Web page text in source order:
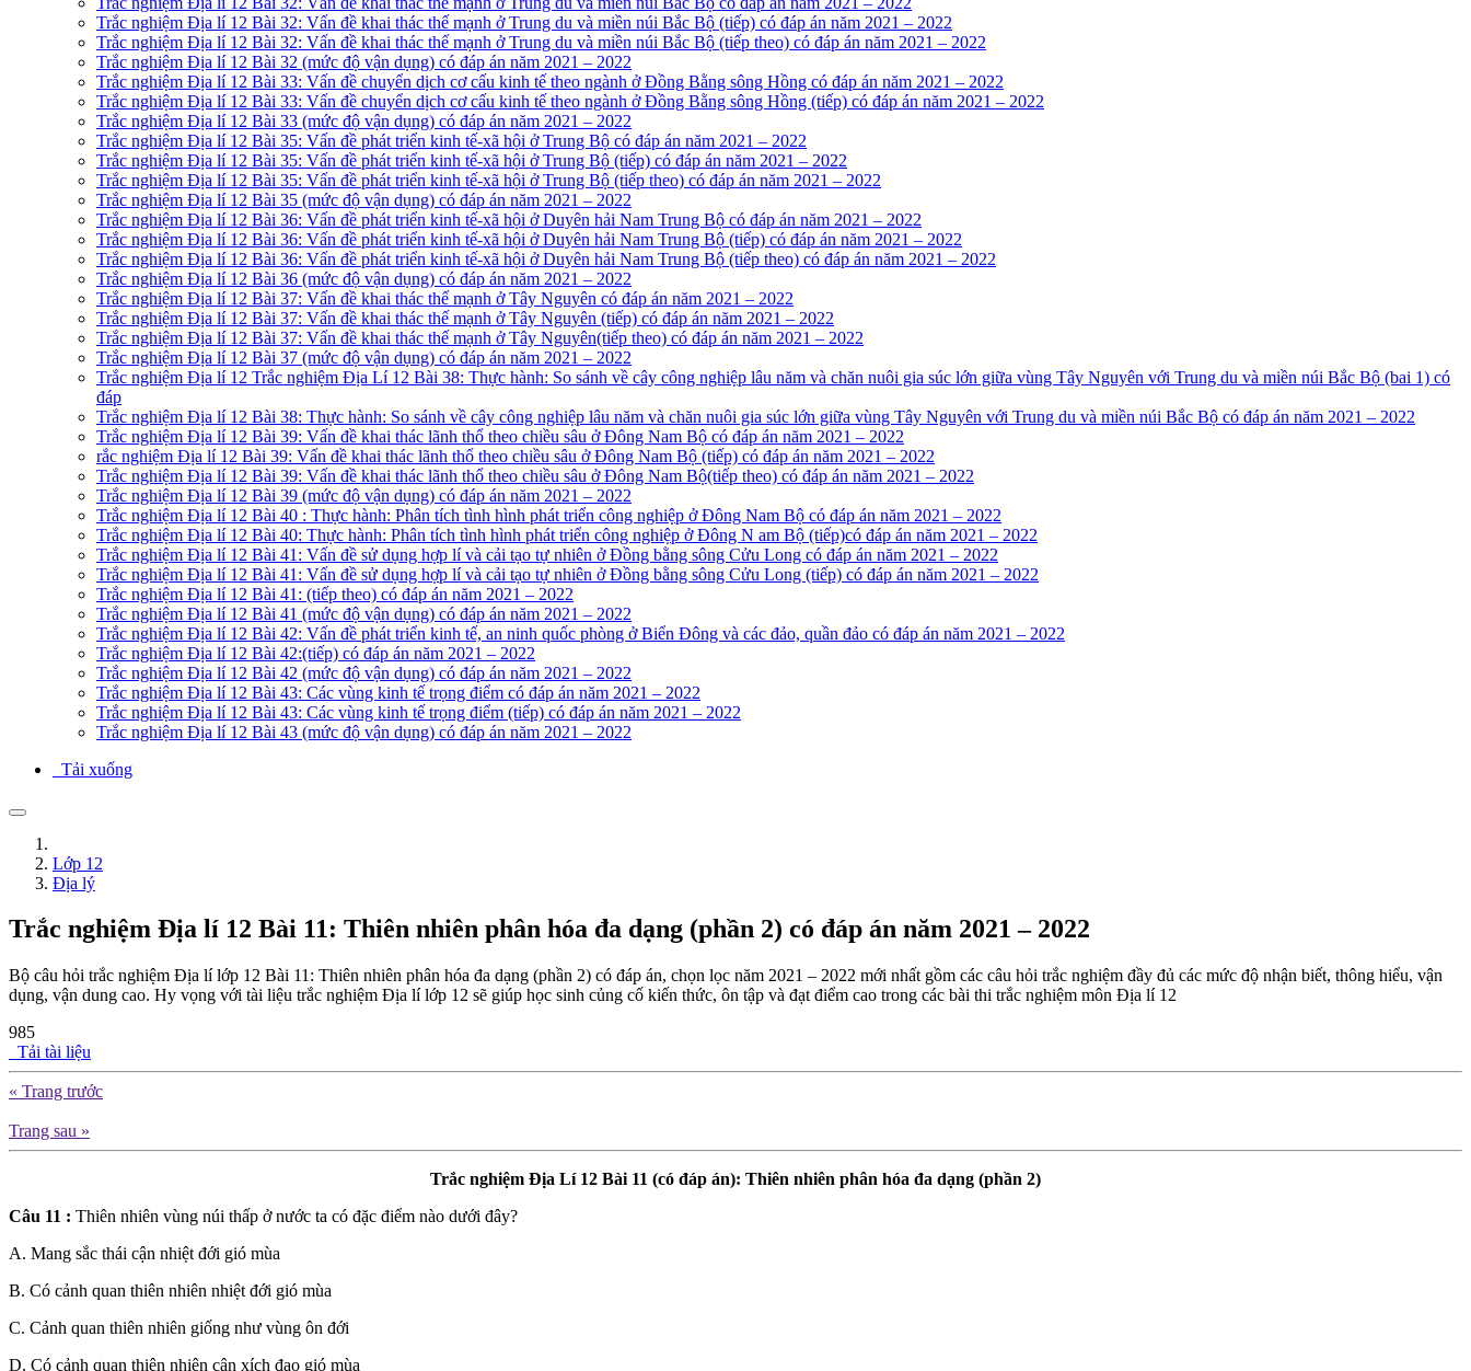
Trắc nghiệm Địa lí 12 Bài 32: Vấn đề khai thác thế mạnh ở Trung du và miền núi Bắc Bộ (tiếp) có đáp án năm 2021 – 2022
Trắc nghiệm Địa lí 12 Bài 32: Vấn đề khai thác thế mạnh ở Trung du và miền núi Bắc Bộ (tiếp theo) có đáp án năm 2021 – 2022
Trắc nghiệm Địa lí 12 Bài 32 (mức độ vận dụng) có đáp án năm 2021 – 2022
Trắc nghiệm Địa lí 12 Bài 33: Vấn đề chuyển dịch cơ cấu kinh tế theo ngành ở Đồng Bằng sông Hồng có đáp án năm 2021 – 2022
Trắc nghiệm Địa lí 12 Bài 33: Vấn đề chuyển dịch cơ cấu kinh tế theo ngành ở Đồng Bằng sông Hồng (tiếp) có đáp án năm 2021 – 2022
Trắc nghiệm Địa lí 12 Bài 33 (mức độ vận dụng) có đáp án năm 2021 – 2022
Trắc nghiệm Địa lí 12 Bài 35: Vấn đề phát triển kinh tế-xã hội ở Trung Bộ có đáp án năm 2021 – 2022
Trắc nghiệm Địa lí 12 Bài 35: Vấn đề phát triển kinh tế-xã hội ở Trung Bộ (tiếp) có đáp án năm 2021 – 2022
Trắc nghiệm Địa lí 12 Bài 35: Vấn đề phát triển kinh tế-xã hội ở Trung Bộ (tiếp theo) có đáp án năm 2021 – 2022
Trắc nghiệm Địa lí 12 Bài 35 (mức độ vận dụng) có đáp án năm 2021 – 2022
Trắc nghiệm Địa lí 12 Bài 36: Vấn đề phát triển kinh tế-xã hội ở Duyên hải Nam Trung Bộ có đáp án năm 2021 – 2022
Trắc nghiệm Địa lí 12 Bài 36: Vấn đề phát triển kinh tế-xã hội ở Duyên hải Nam Trung Bộ (tiếp) có đáp án năm 2021 – 2022
Trắc nghiệm Địa lí 12 Bài 36: Vấn đề phát triển kinh tế-xã hội ở Duyên hải Nam Trung Bộ (tiếp theo) có đáp án năm 2021 – 2022
Trắc nghiệm Địa lí 12 Bài 36 (mức độ vận dụng) có đáp án năm 2021 – 2022
Trắc nghiệm Địa lí 12 Bài 37: Vấn đề khai thác thế mạnh ở Tây Nguyên có đáp án năm 2021 – 2022
Trắc nghiệm Địa lí 12 Bài 37: Vấn đề khai thác thế mạnh ở Tây Nguyên (tiếp) có đáp án năm 2021 – 2022
Trắc nghiệm Địa lí 12 Bài 37: Vấn đề khai thác thế mạnh ở Tây Nguyên(tiếp theo) có đáp án năm 2021 – 2022
Trắc nghiệm Địa lí 12 Bài 37 (mức độ vận dụng) có đáp án năm 2021 – 2022
Trắc nghiệm Địa lí 12 Trắc nghiệm Địa Lí 12 Bài 38: Thực hành: So sánh về cây công nghiệp lâu năm và chăn nuôi gia súc lớn giữa vùng Tây Nguyên với Trung du và miền núi Bắc Bộ (bai 1) có
đáp
Trắc nghiệm Địa lí 12 Bài 38: Thực hành: So sánh về cây công nghiệp lâu năm và chăn nuôi gia súc lớn giữa vùng Tây Nguyên với Trung du và miền núi Bắc Bộ có đáp án năm 2021 – 2022
Trắc nghiệm Địa lí 12 Bài 39: Vấn đề khai thác lãnh thổ theo chiều sâu ở Đông Nam Bộ có đáp án năm 2021 – 2022
rắc nghiệm Địa lí 12 Bài 39: Vấn đề khai thác lãnh thổ theo chiều sâu ở Đông Nam Bộ (tiếp) có đáp án năm 2021 – 2022
Trắc nghiệm Địa lí 12 Bài 39: Vấn đề khai thác lãnh thổ theo chiều sâu ở Đông Nam Bộ(tiếp theo) có đáp án năm 2021 – 2022
Trắc nghiệm Địa lí 12 Bài 39 (mức độ vận dụng) có đáp án năm 2021 – 2022
Trắc nghiệm Địa lí 12 Bài 40 : Thực hành: Phân tích tình hình phát triển công nghiệp ở Đông Nam Bộ có đáp án năm 2021 – 2022
Trắc nghiệm Địa lí 12 Bài 40: Thực hành: Phân tích tình hình phát triển công nghiệp ở Đông N am Bộ (tiếp)có đáp án năm 2021 – 2022
Trắc nghiệm Địa lí 12 Bài 41: Vấn đề sử dụng hợp lí và cải tạo tự nhiên ở Đồng bằng sông Cửu Long có đáp án năm 2021 – 2022
Trắc nghiệm Địa lí 12 Bài 41: Vấn đề sử dụng hợp lí và cải tạo tự nhiên ở Đồng bằng sông Cửu Long (tiếp) có đáp án năm 2021 – 2022
Trắc nghiệm Địa lí 12 Bài 41: (tiếp theo) có đáp án năm 2021 – 2022
Trắc nghiệm Địa lí 12 Bài 41 (mức độ vận dụng) có đáp án năm 2021 – 2022
Trắc nghiệm Địa lí 12 Bài 42: Vấn đề phát triển kinh tế, an ninh quốc phòng ở Biển Đông và các đảo, quần đảo có đáp án năm 2021 – 2022
Trắc nghiệm Địa lí 12 Bài 42:(tiếp) có đáp án năm 2021 – 2022
Trắc nghiệm Địa lí 12 Bài 42 (mức độ vận dụng) có đáp án năm 2021 – 2022
Trắc nghiệm Địa lí 12 Bài 43: Các vùng kinh tế trọng điểm có đáp án năm 2021 – 2022
Trắc nghiệm Địa lí 12 Bài 43: Các vùng kinh tế trọng điểm (tiếp) có đáp án năm 2021 – 2022
Trắc nghiệm Địa lí 12 Bài 43 (mức độ vận dụng) có đáp án năm 2021 – 2022
Tải xuống
Lớp 12
Địa lý
Trắc nghiệm Địa lí 12 Bài 11: Thiên nhiên phân hóa đa dạng (phần 2) có đáp án năm 2021 – 2022
Bộ câu hỏi trắc nghiệm Địa lí lớp 12 Bài 11: Thiên nhiên phân hóa đa dạng (phần 2) có đáp án, chọn lọc năm 2021 – 2022 mới nhất gồm các câu hỏi trắc nghiệm đầy đủ các mức độ nhận biết, thông hiểu, vận
dụng, vận dung cao. Hy vọng với tài liệu trắc nghiệm Địa lí lớp 12 sẽ giúp học sinh củng cố kiến thức, ôn tập và đạt điểm cao trong các bài thi trắc nghiệm môn Địa lí 12
985
Tải tài liệu
« Trang trước
Trang sau »
Trắc nghiệm Địa Lí 12 Bài 11 (có đáp án): Thiên nhiên phân hóa đa dạng (phần 2)
Câu 11 : Thiên nhiên vùng núi thấp ở nước ta có đặc điểm nào dưới đây?
A. Mang sắc thái cận nhiệt đới gió mùa
B. Có cảnh quan thiên nhiên nhiệt đới gió mùa
C. Cảnh quan thiên nhiên giống như vùng ôn đới
D. Có cảnh quan thiên nhiên cận xích đạo gió mùa